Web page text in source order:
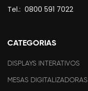
Tel.: 0800 591 7022
CATEGORIAS
DISPLAYS INTERATIVOS
MESAS DIGITALIZADORAS